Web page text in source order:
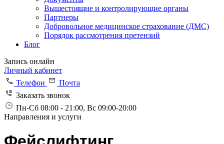
Вышестоящие и контролирующие органы
Партнеры
Добровольное медицинское страхование (ДМС)
Порядок рассмотрения претензий
Блог
Запись онлайн
Личный кабинет
Телефон
Почта
Заказать звонок
Пн-Сб 08:00 - 21:00, Вс 09:00-20:00
Направления и услуги